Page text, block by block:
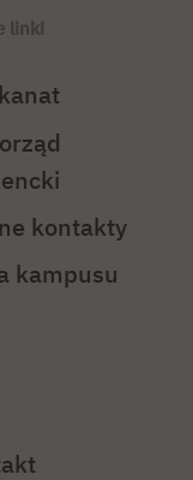
linki
kontakty
kampusu